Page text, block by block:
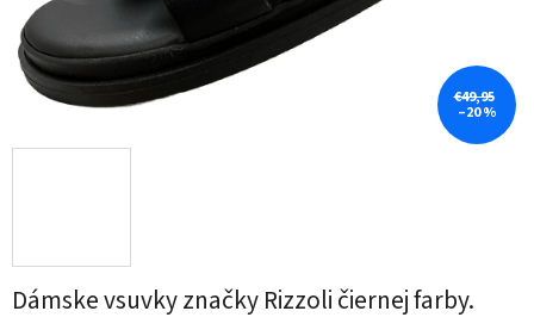
Dámske vsuvky značky Rizzoli čiernej farby.
€49,95
–20 %